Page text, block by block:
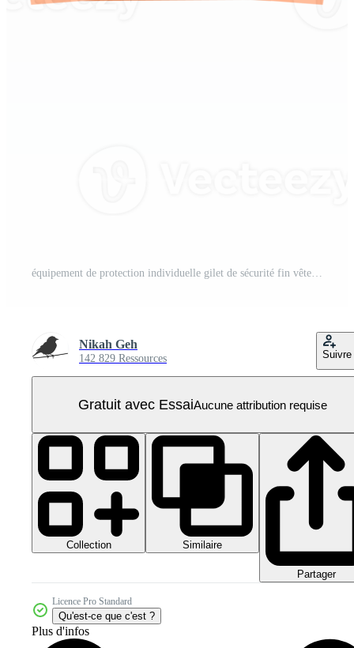
équipement de protection individuelle gilet de sécurité fin vêtements réfléchissants vêtements PNG Pro
Nikah Geh
142 829 Ressources Suivre
Gratuit avec EssaiAucune attribution requise
Collection Similaire
Partager
Licence Pro Standard
Qu'est-ce que c'est ?
Plus d'infos